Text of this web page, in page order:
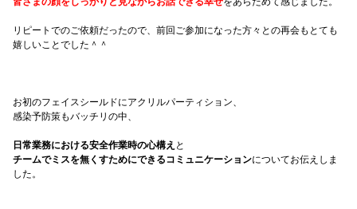
リピートでのご依頼だったので、前回ご参加になった方々との再会もとても
嬉しいことでした＾＾
お初のフェイスシールドにアクリルパーティション、
感染予防策もバッチリの中、
日常業務における安全作業時の心構え と
チームでミスを無くすためにできるコミュニケーションについてお伝えしま
した。